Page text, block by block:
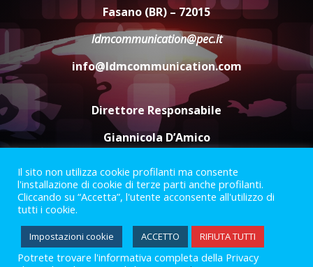
Laureto
6 Agosto 2026 06:20
La magia del Minareto e la prima
assoluta de “L’Albergo
Belvedere. Il rapimento”
6 Agosto 2026 06:15
Fasano (BR) – 72015
ldmcommunication@pec.it
info@ldmcommunication.com
Direttore Responsabile
Giannicola D’Amico
Termini e Condizioni
Privacy Policy
Informazioni Legali
Facebook
Instagram
Youtube
2023 © Gofasano|Powered byCreativestudio
Il sito non utilizza cookie profilanti ma consente
l'installazione di cookie di terze parti anche profilanti.
Cliccando su “Accetta”, l'utente acconsente all'utilizzo di
tutti i cookie.
Impostazioni cookie ACCETTO RIFIUTA TUTTI
Potrete trovare l'informativa completa della Privacy